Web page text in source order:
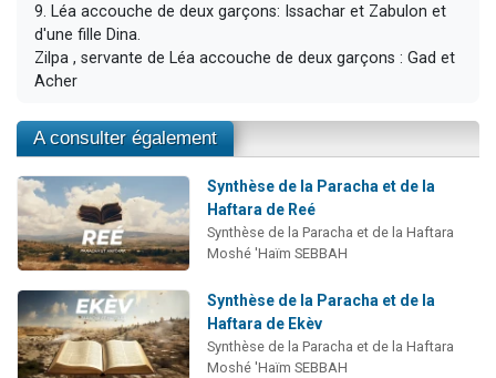
9. Léa accouche de deux garçons: Issachar et Zabulon et
d'une fille Dina.
Zilpa , servante de Léa accouche de deux garçons : Gad et
Acher
A consulter également
Synthèse de la Paracha et de la
Haftara de Reé
Synthèse de la Paracha et de la Haftara
Moshé 'Haïm SEBBAH
Synthèse de la Paracha et de la
Haftara de Ekèv
Synthèse de la Paracha et de la Haftara
Moshé 'Haïm SEBBAH